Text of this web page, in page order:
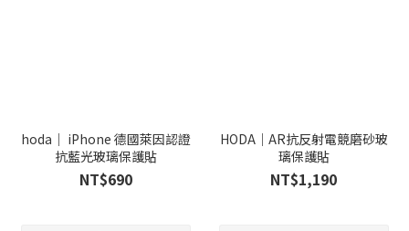
hoda｜ iPhone 德國萊因認證
抗藍光玻璃保護貼
NT$690
HODA｜AR抗反射電競磨砂玻
璃保護貼
NT$1,190